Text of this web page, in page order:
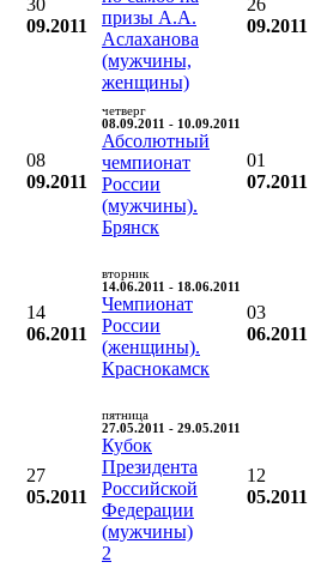
09.2011
призы А.А.
Аслаханова
(мужчины,
женщины)
09.2011
08
09.2011
четверг
08.09.2011 - 10.09.2011
Абсолютный
чемпионат
России
(мужчины).
Брянск
01
07.2011
14
06.2011
вторник
14.06.2011 - 18.06.2011
Чемпионат
России
(женщины).
Краснокамск
03
06.2011
27
05.2011
пятница
27.05.2011 - 29.05.2011
Кубок
Президента
Российской
Федерации
(мужчины)
2
12
05.2011